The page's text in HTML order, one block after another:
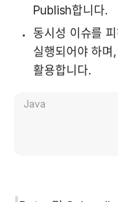
Publish합니다.
동시성 이슈를
실행되어야 하
활용합니다.
Java